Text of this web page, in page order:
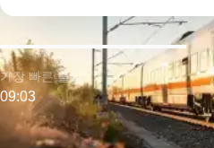
가장 빠른 출발:
09:03